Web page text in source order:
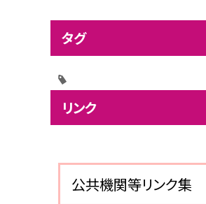
タグ
リンク
公共機関等リンク集